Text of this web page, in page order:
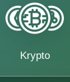
Krypto